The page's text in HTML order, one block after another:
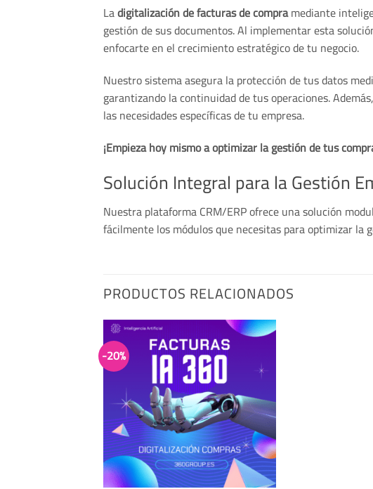
Ladigitalización de facturas de compramediante
gestión de sus documentos. Al implementar esta
enfocarte en el crecimiento estratégico de tu negocio.
Nuestro sistema asegura la protección de tus datos
garantizando la continuidad de tus operaciones.
las necesidades específicas de tu empresa.
¡Empieza hoy mismo a optimizar la gestión de tus
Solución Integral para la Gestión
Nuestra plataforma CRM/ERP ofrece una solución
fácilmente los módulos que necesitas para optimizar la
PRODUCTOS RELACIONADOS
-20%